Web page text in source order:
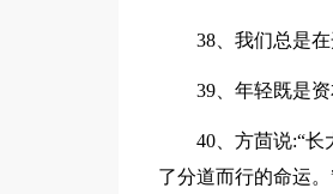
38、我们总是在
39、年轻既是资
40、方茴说:“长大
了分道而行的命运。